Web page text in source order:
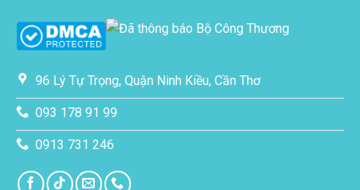
96 Lý Tự Trọng, Quận Ninh Kiều, Cần Thơ
093 178 91 99
0913 731 246